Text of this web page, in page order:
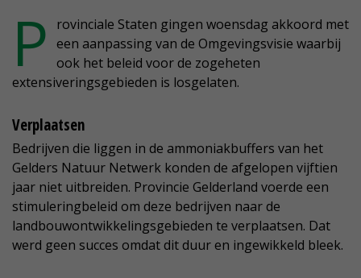
P
rovinciale Staten gingen woensdag akkoord met
een aanpassing van de Omgevingsvisie waarbij
ook het beleid voor de zogeheten
extensiveringsgebieden is losgelaten.
Verplaatsen
Bedrijven die liggen in de ammoniakbuffers van het
Gelders Natuur Netwerk konden de afgelopen vijftien
jaar niet uitbreiden. Provincie Gelderland voerde een
stimuleringbeleid om deze bedrijven naar de
landbouwontwikkelingsgebieden te verplaatsen. Dat
werd geen succes omdat dit duur en ingewikkeld bleek.